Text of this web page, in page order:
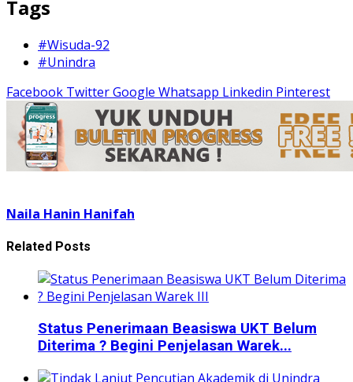
Tags
#Wisuda-92
#Unindra
Facebook TwitterGoogle Whatsapp Linkedin Pinterest
Naila Hanin Hanifah
Related Posts
Status Penerimaan Beasiswa UKT Belum
Diterima ? Begini Penjelasan Warek...